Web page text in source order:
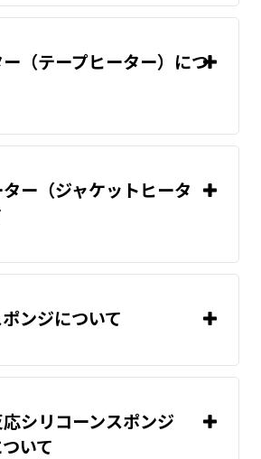
ライバシーポリシー
ラ)
（テープヒーター）につ
ー（ジャケットヒータ
ンジについて
シリコーンスポンジ
ついて